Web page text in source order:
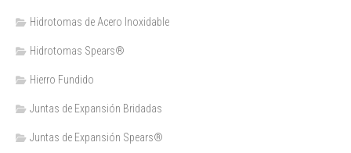
Hidrotomas de Acero Inoxidable
Hidrotomas Spears®
Hierro Fundido
Juntas de Expansión Bridadas
Juntas de Expansión Spears®